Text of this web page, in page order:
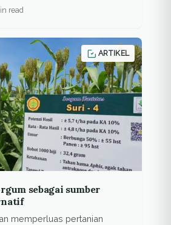
read
ARTIKEL
sebagai sumber
memperluas pertanian